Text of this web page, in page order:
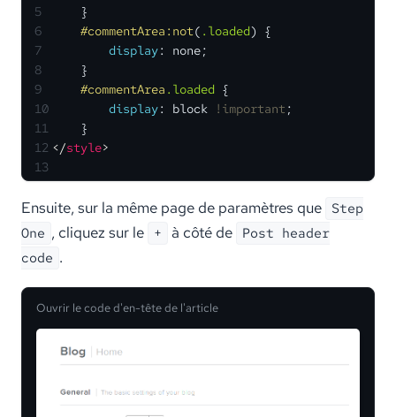
5
    }
6
#commentArea :not( .loaded) {
7
display: none;
8
    }
9
#commentArea .loaded {
10
display: block !important ;
11
    }
12 </style>
13
Ensuite, sur la même page de paramètres que Step
One , cliquez sur le + à côté de Post header
code .
Ouvrir le code d'en-tête de l'article